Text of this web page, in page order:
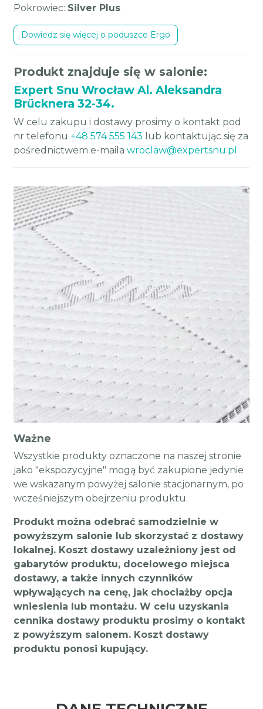
Pokrowiec: Silver Plus
Dowiedz się więcej o poduszce Ergo
Produkt znajduje się w salonie:
Expert Snu Wrocław Al. Aleksandra
Brücknera 32-34.
W celu zakupu i dostawy prosimy o kontakt pod
nr telefonu +48 574 555 143 lub kontaktując się za
pośrednictwem e-maila wroclaw@expertsnu.pl
Ważne
Wszystkie produkty oznaczone na naszej stronie
jako "ekspozycyjne" mogą być zakupione jedynie
we wskazanym powyżej salonie stacjonarnym, po
wcześniejszym obejrzeniu produktu.
Produkt można odebrać samodzielnie w
powyższym salonie lub skorzystać z dostawy
lokalnej. Koszt dostawy uzależniony jest od
gabarytów produktu, docelowego miejsca
dostawy, a także innych czynników
wpływających na cenę, jak chociażby opcja
wniesienia lub montażu. W celu uzyskania
cennika dostawy produktu prosimy o kontakt
z powyższym salonem. Koszt dostawy
produktu ponosi kupujący.